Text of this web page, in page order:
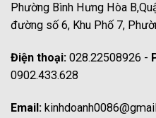
Phường Bình Hưng Hòa
đường số 6, Khu Phố 7,
Điện thoại: 028.22508926 -
0902.433.628
Email: